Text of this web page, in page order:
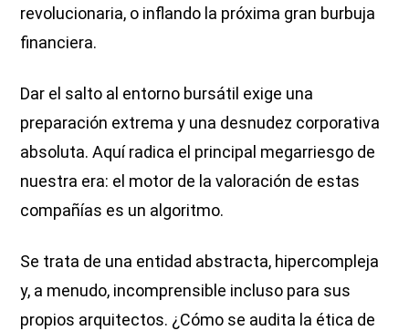
revolucionaria, o inflando la próxima gran burbuja
financiera.
Dar el salto al entorno bursátil exige una
preparación extrema y una desnudez corporativa
absoluta. Aquí radica el principal megarriesgo de
nuestra era: el motor de la valoración de estas
compañías es un algoritmo.
Se trata de una entidad abstracta, hipercompleja
y, a menudo, incomprensible incluso para sus
propios arquitectos. ¿Cómo se audita la ética de